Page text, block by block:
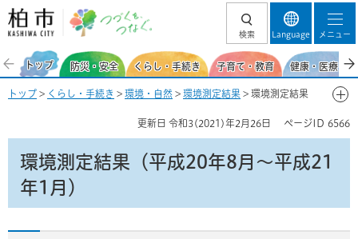
柏市 つづくを、
検索 Language メニュー
トップ 防災・安全 くらし・手続き 子育て・教育 健康・医療・
トップ > くらし・手続き > 環境・自然 > 環境測定結果 > 環境測定結果
更新日 令和3(2021)年2月26日 ページID 6566
環境測定結果（平成20年8月～平成21
年1月）